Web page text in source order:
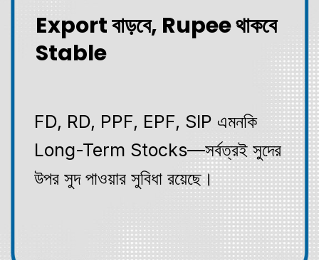
Export বাড়বে, Rupee থাকবে
Stable
FD, RD, PPF, EPF, SIP এমনকি
Long-Term Stocks—সর্বত্রই সুদের
উপর সুদ পাওয়ার সুবিধা রয়েছে।